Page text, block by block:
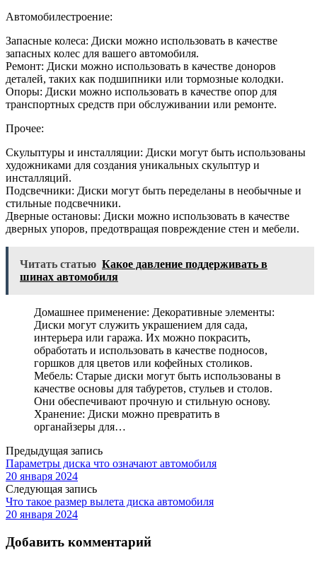
Автомобилестроение:
Запасные колеса: Диски можно использовать в качестве
запасных колес для вашего автомобиля.
Ремонт: Диски можно использовать в качестве доноров
деталей, таких как подшипники или тормозные колодки.
Опоры: Диски можно использовать в качестве опор для
транспортных средств при обслуживании или ремонте.
Прочее:
Скульптуры и инсталляции: Диски могут быть использованы
художниками для создания уникальных скульптур и
инсталляций.
Подсвечники: Диски могут быть переделаны в необычные и
стильные подсвечники.
Дверные остановы: Диски можно использовать в качестве
дверных упоров, предотвращая повреждение стен и мебели.
Читать статью Какое давление поддерживать в
шинах автомобиля
Домашнее применение: Декоративные элементы:
Диски могут служить украшением для сада,
интерьера или гаража. Их можно покрасить,
обработать и использовать в качестве подносов,
горшков для цветов или кофейных столиков.
Мебель: Старые диски могут быть использованы в
качестве основы для табуретов, стульев и столов.
Они обеспечивают прочную и стильную основу.
Хранение: Диски можно превратить в
органайзеры для…
Предыдущая запись
Параметры диска что означают автомобиля
20 января 2024
Следующая запись
Что такое размер вылета диска автомобиля
20 января 2024
Добавить комментарий